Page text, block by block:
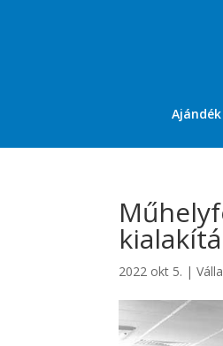
Ajándék
2022 okt 5. |